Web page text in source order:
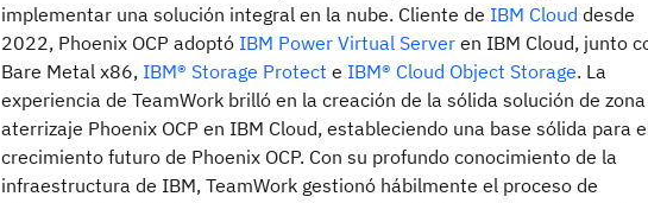
implementar una solución integral en la nube. Cliente de IBM Cloud desde
2022, Phoenix OCP adoptó IBM Power Virtual Server en IBM Cloud, junto
Bare Metal x86, IBM® Storage Protect e IBM® Cloud Object Storage. La
experiencia de TeamWork brilló en la creación de la sólida solución de
aterrizaje Phoenix OCP en IBM Cloud, estableciendo una base sólida para
crecimiento futuro de Phoenix OCP. Con su profundo conocimiento de la
infraestructura de IBM, TeamWork gestionó hábilmente el proceso de